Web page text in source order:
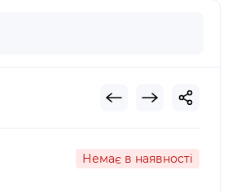
Немає в наявності